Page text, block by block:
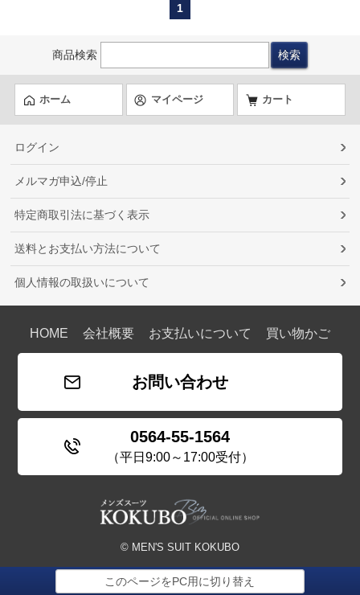
1
商品検索
ホーム マイページ カート
ログイン
メルマガ申込/停止
特定商取引法に基づく表示
送料とお支払い方法について
個人情報の取扱いについて
HOME 会社概要 お支払いについて 買い物かご
お問い合わせ
0564-55-1564
（平日9:00～17:00受付）
© MEN'S SUIT KOKUBO
このページをPC用に切り替え